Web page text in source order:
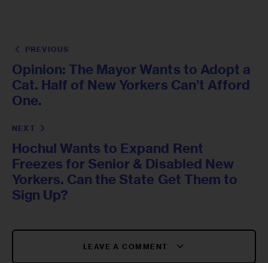
PREVIOUS
Opinion: The Mayor Wants to Adopt a
Cat. Half of New Yorkers Can’t Afford
One.
NEXT
Hochul Wants to Expand Rent
Freezes for Senior & Disabled New
Yorkers. Can the State Get Them to
Sign Up?
LEAVE A COMMENT